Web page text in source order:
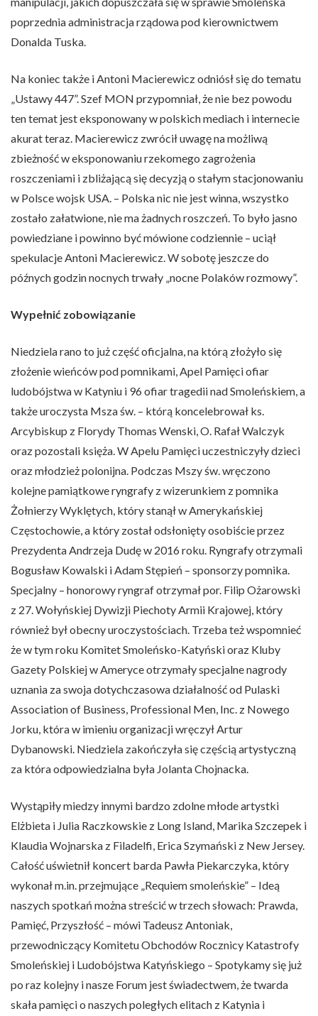
poprzednia administracja rządowa pod kierownictwem
Donalda Tuska.
Na koniec także i Antoni Macierewicz odniósł się do tematu
„Ustawy 447”. Szef MON przypomniał, że nie bez powodu
ten temat jest eksponowany w polskich mediach i internecie
akurat teraz. Macierewicz zwrócił uwagę na możliwą
zbieżność w eksponowaniu rzekomego zagrożenia
roszczeniami i zbliżającą się decyzją o stałym stacjonowaniu
w Polsce wojsk USA. – Polska nic nie jest winna, wszystko
zostało załatwione, nie ma żadnych roszczeń. To było jasno
powiedziane i powinno być mówione codziennie – uciął
spekulacje Antoni Macierewicz. W sobotę jeszcze do
późnych godzin nocnych trwały „nocne Polaków rozmowy”.
Wypełnić zobowiązanie
Niedziela rano to już część oficjalna, na którą złożyło się
złożenie wieńców pod pomnikami, Apel Pamięci ofiar
ludobójstwa w Katyniu i 96 ofiar tragedii nad Smoleńskiem, a
także uroczysta Msza św. – którą koncelebrował ks.
Arcybiskup z Florydy Thomas Wenski, O. Rafał Walczyk
oraz pozostali księża. W Apelu Pamięci uczestniczyły dzieci
oraz młodzież polonijna. Podczas Mszy św. wręczono
kolejne pamiątkowe ryngrafy z wizerunkiem z pomnika
Żołnierzy Wyklętych, który stanął w Amerykańskiej
Częstochowie, a który został odsłonięty osobiście przez
Prezydenta Andrzeja Dudę w 2016 roku. Ryngrafy otrzymali
Bogusław Kowalski i Adam Stępień – sponsorzy pomnika.
Specjalny – honorowy ryngraf otrzymał por. Filip Ożarowski
z 27. Wołyńskiej Dywizji Piechoty Armii Krajowej, który
również był obecny uroczystościach. Trzeba też wspomnieć
że w tym roku Komitet Smoleńsko-Katyński oraz Kluby
Gazety Polskiej w Ameryce otrzymały specjalne nagrody
uznania za swoja dotychczasowa działalność od Pulaski
Association of Business, Professional Men, Inc. z Nowego
Jorku, która w imieniu organizacji wręczył Artur
Dybanowski. Niedziela zakończyła się częścią artystyczną
za która odpowiedzialna była Jolanta Chojnacka.
Wystąpiły miedzy innymi bardzo zdolne młode artystki
Elżbieta i Julia Raczkowskie z Long Island, Marika Szczepek i
Klaudia Wojnarska z Filadelfi, Erica Szymański z New Jersey.
Całość uświetnił koncert barda Pawła Piekarczyka, który
wykonał m.in. przejmujące „Requiem smoleńskie” – Ideą
naszych spotkań można streścić w trzech słowach: Prawda,
Pamięć, Przyszłość – mówi Tadeusz Antoniak,
przewodniczący Komitetu Obchodów Rocznicy Katastrofy
Smoleńskiej i Ludobójstwa Katyńskiego – Spotykamy się już
po raz kolejny i nasze Forum jest świadectwem, że twarda
skała pamięci o naszych poległych elitach z Katynia i